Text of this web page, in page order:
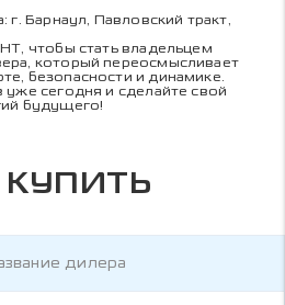
Барнаул, Павловский тракт,
чтобы стать владельцем
который переосмысливает
безопасности и динамике.
уже сегодня и сделайте свой
будущего!
КУПИТЬ